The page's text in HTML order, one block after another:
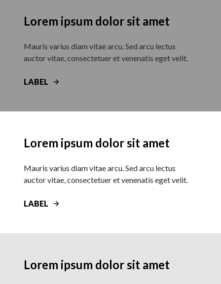
Lorem ipsum dolor sit amet
Mauris varius diam vitae arcu. Sed arcu lectus
auctor vitae, consectetuer et venenatis eget velit.
LABEL
Lorem ipsum dolor sit amet
Mauris varius diam vitae arcu. Sed arcu lectus
auctor vitae, consectetuer et venenatis eget velit.
LABEL
Lorem ipsum dolor sit amet